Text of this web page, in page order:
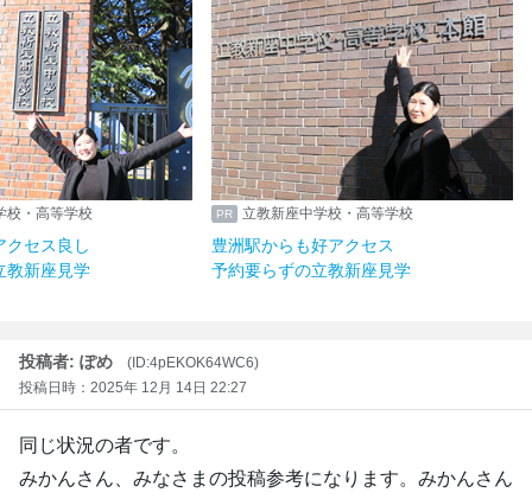
校・高等学校
クセス良し
教新座見学
立教新座中学校・高等学校
豊洲駅からも好アクセス
予約要らずの立教新座見学
投稿者: ぽめ
(ID:4pEKOK64WC6)
投稿日時：2025年 12月 14日 22:27
同じ状況の者です。
みかんさん、みなさまの投稿参考になります。みかんさん